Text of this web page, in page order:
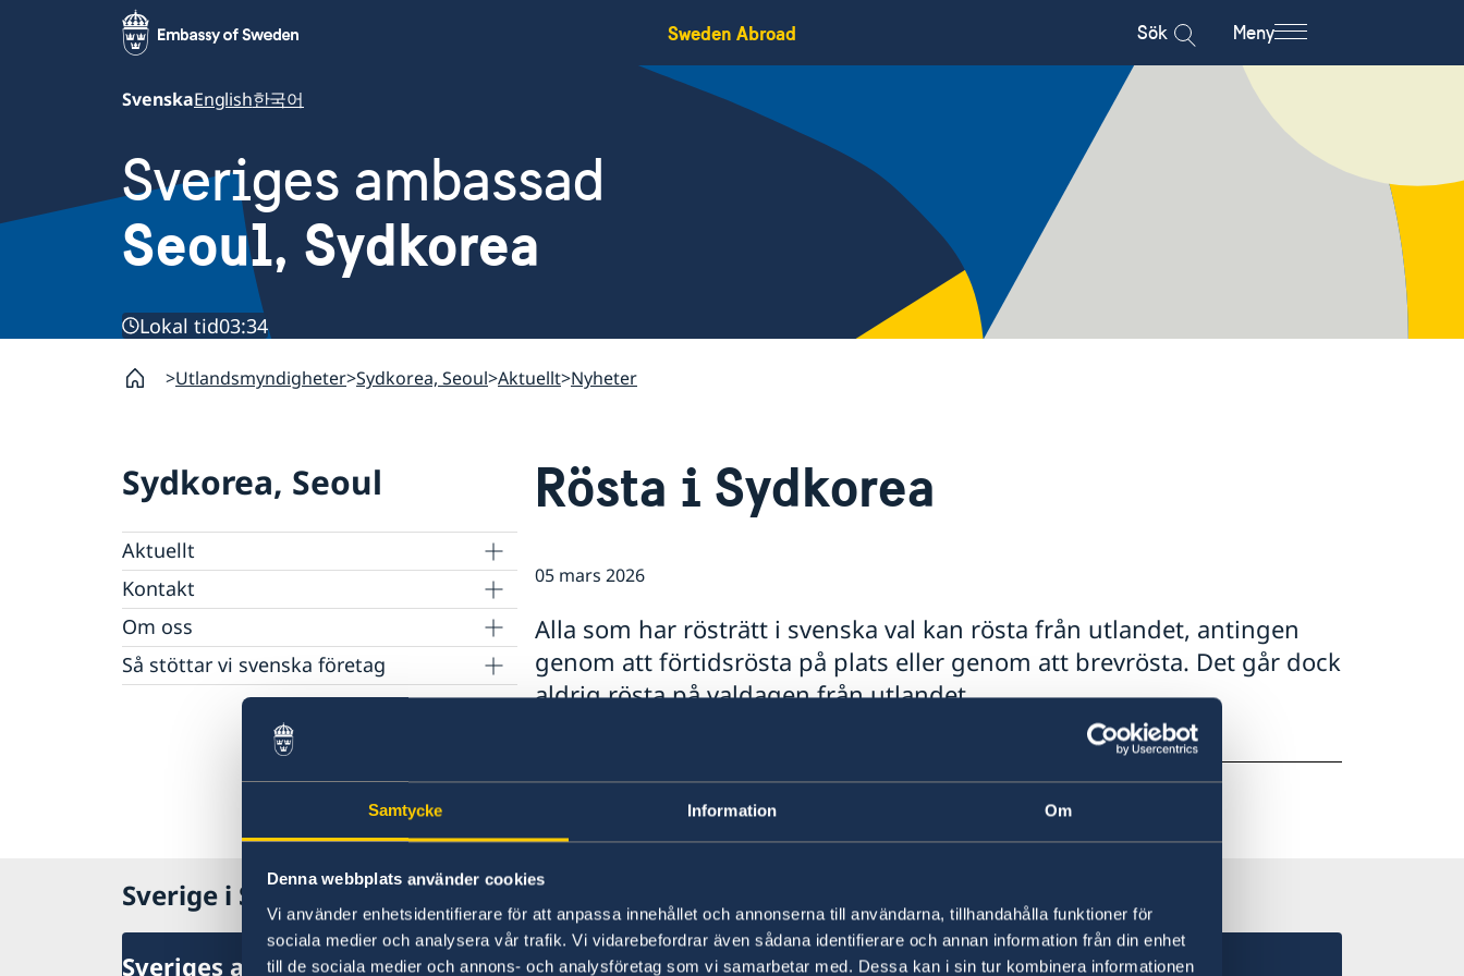
Samtycke Information Om
Denna webbplats använder cookies
Vi använder enhetsidentifierare för att anpassa innehållet och annonserna till användarna, tillhandahålla funktioner för
sociala medier och analysera vår trafik. Vi vidarebefordrar även sådana identifierare och annan information från din enhet
till de sociala medier och annons- och analysföretag som vi samarbetar med. Dessa kan i sin tur kombinera informationen
Sweden Abroad Sök Meny
SvenskaEnglish한국어
Sveriges ambassad
Seoul, Sydkorea
Lokal tid03:34
Utlandsmyndigheter Sydkorea, Seoul Aktuellt Nyheter
Sydkorea, Seoul
Aktuellt
Nyheter
Kontakt
Svenska föreningar
Om oss
Ambassadens personal
Ambassadens presskontakt
Kontoret för innovation och forskning (OSI)
Så stöttar vi svenska företag
Vi är en resurs för svenska företag
Team Sweden i Korea
Rösta i Sydkorea
05 mars 2026
Alla som har rösträtt i svenska val kan rösta från utlandet, antingen
genom att förtidsrösta på plats eller genom att brevrösta. Det går dock
aldrig rösta på valdagen från utlandet.
Senast uppdaterad 21 apr. 2026, 12.22
Sverige i Sydkorea
Sveriges ambassad Svenska konsulat